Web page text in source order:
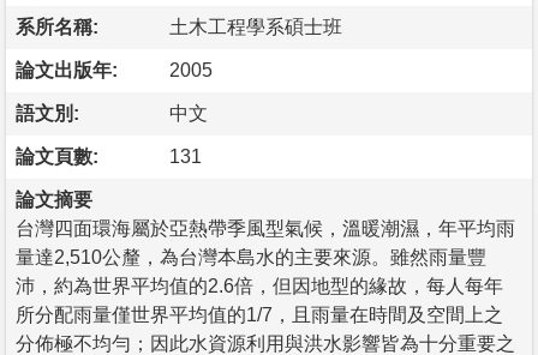
系所名稱: 土木工程學系碩士班
論文出版年: 2005
語文別: 中文
論文頁數: 131
論文摘要
台灣四面環海屬於亞熱帶季風型氣候，溫暖潮濕，年平均雨
量達2,510公釐，為台灣本島水的主要來源。雖然雨量豐
沛，約為世界平均值的2.6倍，但因地型的緣故，每人每年
所分配雨量僅世界平均值的1/7，且雨量在時間及空間上之
分佈極不均勻；因此水資源利用與洪水影響皆為十分重要之